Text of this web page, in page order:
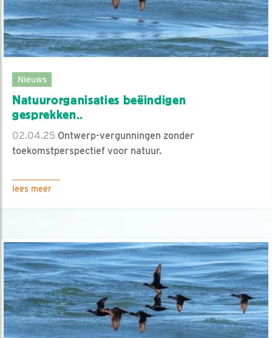
Nieuws
Natuurorganisaties beëindigen
gesprekken..
02.04.25 Ontwerp-vergunningen zonder
toekomstperspectief voor natuur.
lees meer